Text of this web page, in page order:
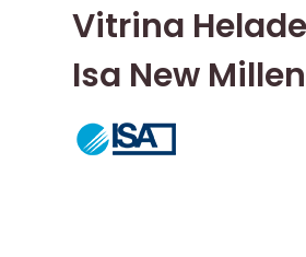
Vitrina
Isa New